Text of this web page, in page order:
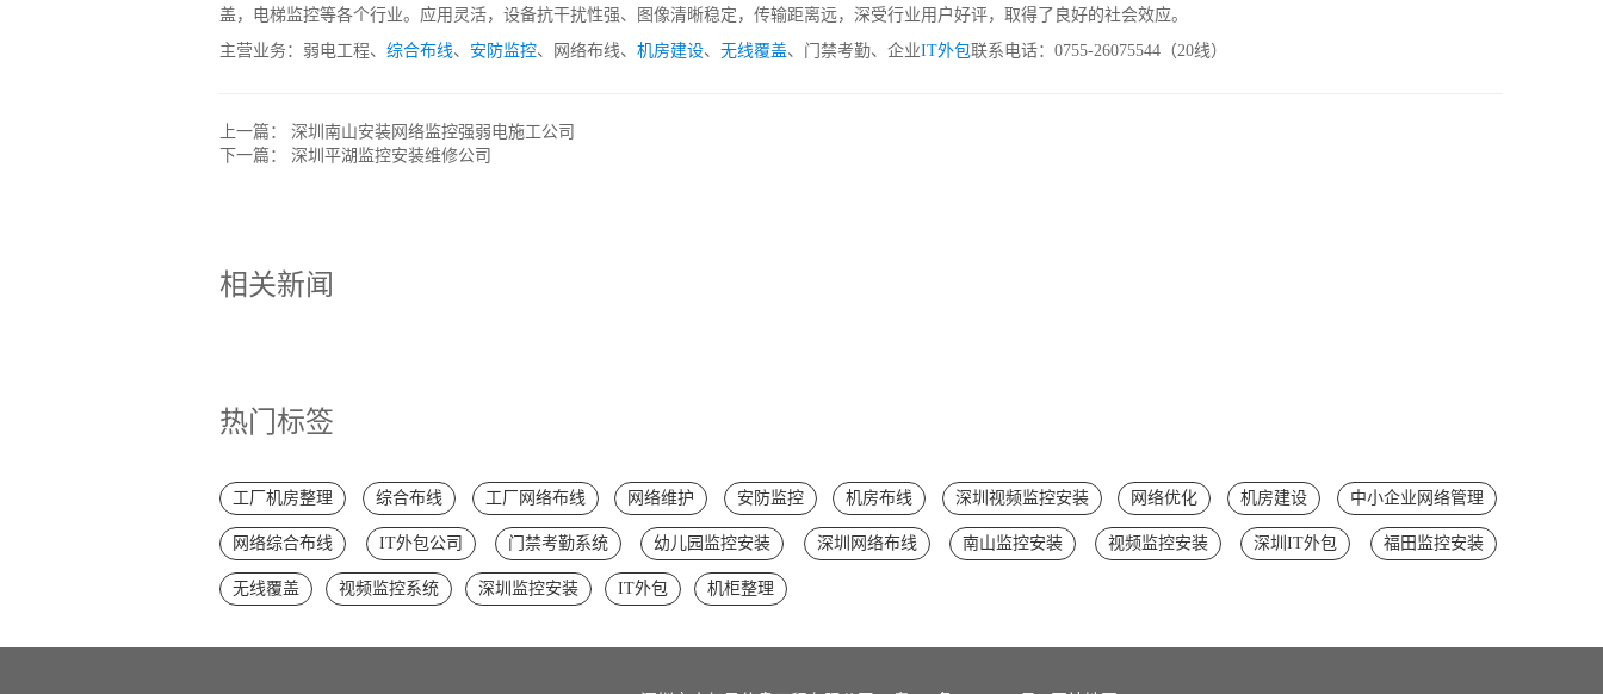
盖，电梯监控等各个行业。应用灵活，设备抗干扰性强、图像清晰稳定，传输距离远，深受行业用户好评，取得了良好的社会效应。
主营业务：弱电工程、综合布线、 安防监控、网络布线、机房建设、无线覆盖、门禁考勤、企业IT外包联系电话：0755-26075544（20线）
上一篇：深圳南山安装网络监控强弱电施工公司
下一篇：深圳平湖监控安装维修公司
相关新闻
热门标签
工厂机房整理 综合布线 工厂网络布线 网络维护 安防监控 机房布线 深圳视频监控安装 网络优化 机房建设 中小企业网络管理
网络综合布线 IT外包公司 门禁考勤系统 幼儿园监控安装 深圳网络布线 南山监控安装 视频监控安装 深圳IT外包 福田监控安装
无线覆盖 视频监控系统 深圳监控安装 IT外包 机柜整理